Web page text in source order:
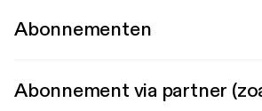
Abonnementen
Abonnement via partner